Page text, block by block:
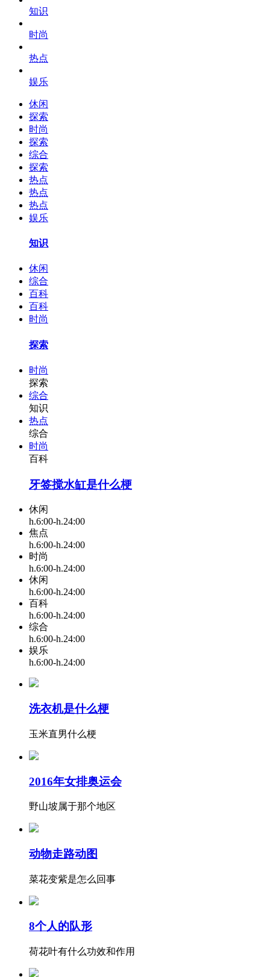
知识
时尚
热点
娱乐
休闲
探索
时尚
探索
综合
探索
热点
热点
热点
娱乐
知识
休闲
综合
百科
百科
时尚
探索
时尚
探索
综合
知识
热点
综合
时尚
百科
牙签搅水缸是什么梗
休闲
h.6:00-h.24:00
焦点
h.6:00-h.24:00
时尚
h.6:00-h.24:00
休闲
h.6:00-h.24:00
百科
h.6:00-h.24:00
综合
h.6:00-h.24:00
娱乐
h.6:00-h.24:00
洗衣机是什么梗
玉米直男什么梗
2016年女排奥运会
野山坡属于那个地区
动物走路动图
菜花变紫是怎么回事
8个人的队形
荷花叶有什么功效和作用